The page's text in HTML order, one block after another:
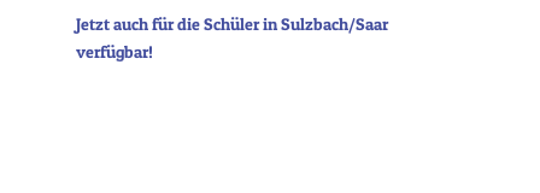
Jetzt auch für die Schüler in Sulzbach/Saar
verfügbar!